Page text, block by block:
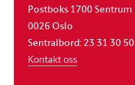
Postboks 1700 Sentrum
0026 Oslo
Sentralbord: 23 31 30 50
Kontakt oss